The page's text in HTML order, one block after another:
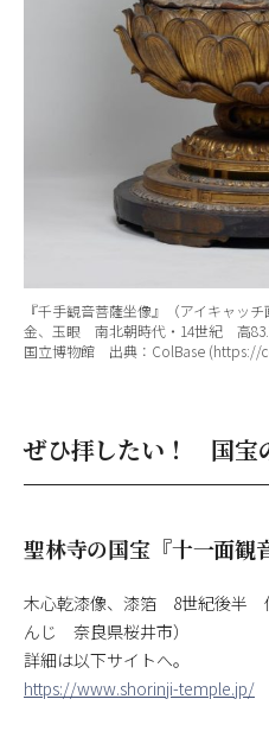
『千手観音菩薩坐像』（アイキャッ
金、玉眼 南北朝時代・14世紀 高
国立博物館 出典：ColBase (https://
ぜひ拝したい！ 国宝
聖林寺の国宝『十一面観
木心乾漆像、漆箔 8世紀後半
んじ 奈良県桜井市）
詳細は以下サイトへ。
https://www.shorinji-temple.jp/